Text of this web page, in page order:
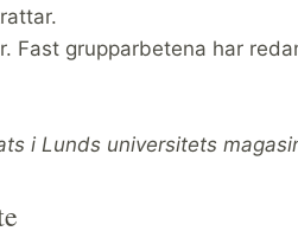
Fast grupparbetena har
i Lunds universitets